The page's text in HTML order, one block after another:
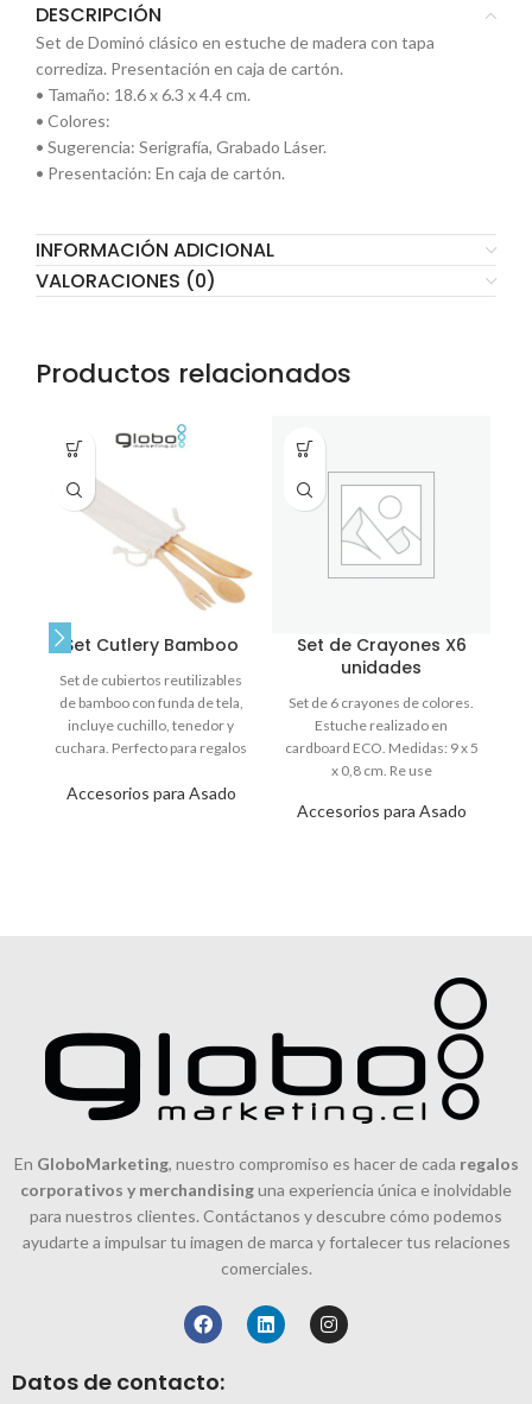
DESCRIPCIÓN
Set de Dominó clásico en estuche de madera con tapa
corrediza. Presentación en caja de cartón.
• Tamaño: 18.6 x 6.3 x 4.4 cm.
• Colores:
• Sugerencia: Serigrafía, Grabado Láser.
• Presentación: En caja de cartón.
INFORMACIÓN ADICIONAL
VALORACIONES (0)
Productos relacionados
Set Cutlery Bamboo
Accesorios para Asado
Set de cubiertos reutilizables
de bamboo con funda de tela,
incluye cuchillo, tenedor y
cuchara. Perfecto para regalos
Set de Crayones X6
unidades
Accesorios para Asado
Set de 6 crayones de colores.
Estuche realizado en
cardboard ECO. Medidas: 9 x 5
x 0,8 cm. Re use
En GloboMarketing, nuestro compromiso es hacer de cada regalos
corporativos y merchandisinguna experiencia única e inolvidable
para nuestros clientes. Contáctanos y descubre cómo podemos
ayudarte a impulsar tu imagen de marca y fortalecer tus relaciones
comerciales.
Datos de contacto: